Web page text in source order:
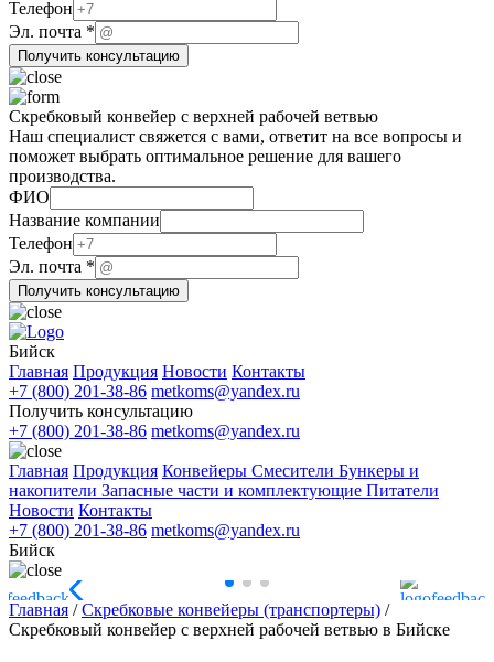
Телефон
Эл. почта *
Получить консультацию
Скребковый конвейер с верхней рабочей ветвью
Наш специалист свяжется с вами, ответит на все вопросы и
поможет выбрать оптимальное решение для вашего
производства.
ФИО
Название компании
Телефон
Эл.
почта
компании
Эл. почта *
Получить консультацию
Бийск
Главная Продукция Новости Контакты
+7 (800) 201-38-86 metkoms@yandex.ru
Получить консультацию
+7 (800) 201-38-86 metkoms@yandex.ru
Главная Продукция Конвейеры Смесители Бункеры и
накопители Запасные части и комплектующие Питатели
Новости Контакты
+7 (800) 201-38-86 metkoms@yandex.ru
Бийск
Главная /Скребковые конвейеры (транспортеры) /
Скребковый конвейер с верхней рабочей ветвью в Бийске